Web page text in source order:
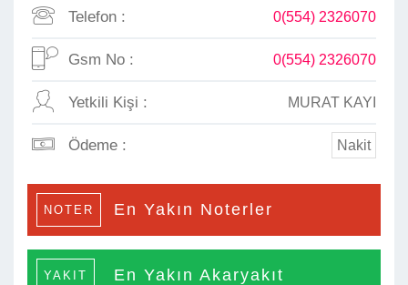
Telefon : 0(554) 2326070
Gsm No : 0(554) 2326070
Yetkili Kişi : MURAT KAYI
Ödeme : Nakit
NOTER En Yakın Noterler
YAKIT
En Yakın Akaryakıt